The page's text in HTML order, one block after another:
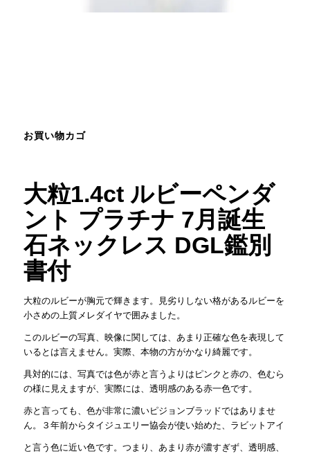
お買い物カゴ
大粒1.4ct ルビーペンダ
ント プラチナ 7月誕生
石ネックレス DGL鑑別
書付
大粒のルビーが胸元で輝きます。見劣りしない格があるルビーを
小さめの上質メレダイヤで囲みました。
このルビーの写真、映像に関しては、 あまり正確な色を表現して
いるとは言えません。実際、 本物の方がかなり綺麗です。
具対的には、写真では色が赤と言うよりはピンクと赤の、 色むら
の様に見えますが、実際には、透明感のある赤一色です。
赤と言っても、色が非常に濃いピジョンブラッドではありませ
ん。
３年前からタイジュエリー協会が使い始めた、ラビットアイ
と言う色に近い色です。つまり、あまり赤が濃すぎず、透明感、